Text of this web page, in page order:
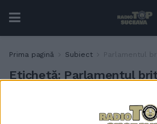
Prima pagină Subiect Parlamentul
Etichetă: Parlamentul